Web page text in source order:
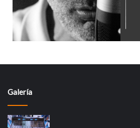
Galería